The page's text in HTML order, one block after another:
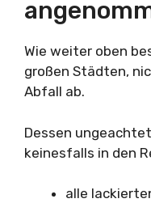
Wie weiter oben
großen Städten,
Abfall ab.
Dessen
keinesfalls in den
alle